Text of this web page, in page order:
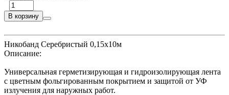
В корзину
Никобанд Серебристый 0,15х10м
Описание:
Универсальная герметизирующая и гидроизолирующая лента
с цветным фольгированным покрытием и защитой от УФ
излучения для наружных работ.